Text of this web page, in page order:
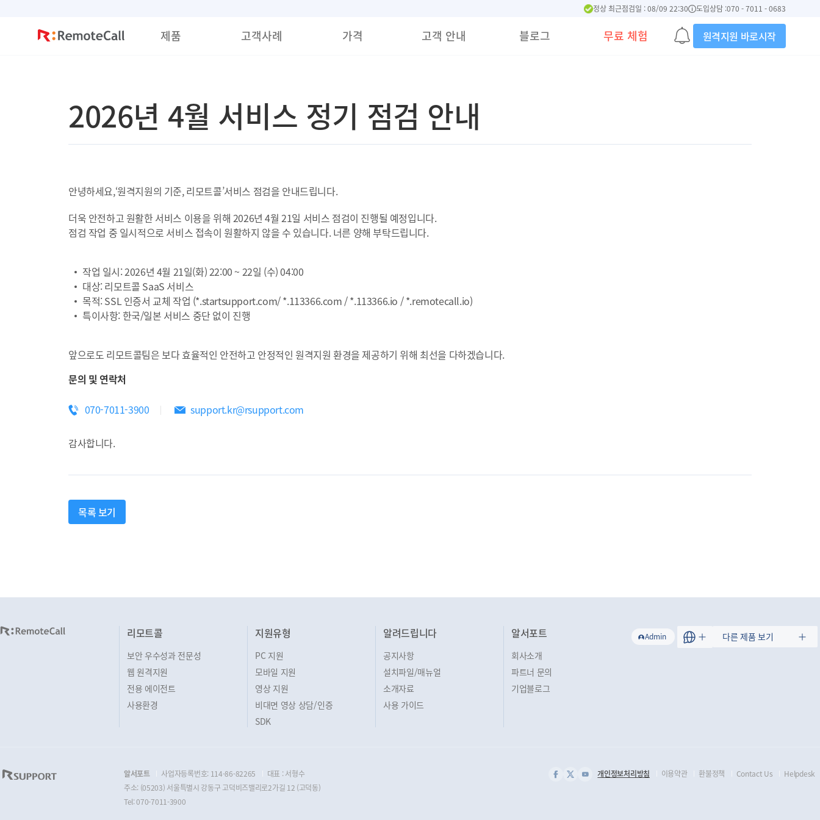
정상 최근점검일 : 08/09 22:30 도입상담 :070 - 7011 - 0683
제품 고객사례 가격 고객 안내 블로그 무료 체험 원격지원 바로시작
2026년 4월 서비스 정기 점검 안내
안녕하세요,‘원격지원의 기준, 리모트콜’서비스 점검을 안내드립니다.
더욱 안전하고 원활한 서비스 이용을 위해 2026년 4월 21일 서비스 점검이 진행될 예정입니다.
점검 작업 중 일시적으로 서비스 접속이 원활하지 않을 수 있습니다. 너른 양해 부탁드립니다.
작업 일시: 2026년 4월 21일(화) 22:00 ~ 22일 (수) 04:00
대상: 리모트콜 SaaS 서비스
목적: SSL 인증서 교체 작업 (*.startsupport.com/ *.113366.com / *.113366.io / *.remotecall.io)
특이사항: 한국/일본 서비스 중단 없이 진행
앞으로도 리모트콜팀은 보다 효율적인 안전하고 안정적인 원격지원 환경을 제공하기 위해 최선을 다하겠습니다.
문의 및 연락처
070-7011-3900 support.kr@rsupport.com
감사합니다.
목록 보기
리모트콜
보안 우수성과 전문성
웹 원격지원
전용 에이전트
사용환경
지원유형
PC 지원
모바일 지원
영상 지원
비대면 영상 상담/인증
SDK
알려드립니다
공지사항
설치파일/매뉴얼
소개자료
사용 가이드
알서포트
회사소개
파트너 문의
기업블로그
Admin 다른 제품 보기
알서포트 사업자등록번호: 114-86-82265
대표 : 서형수
주소: (05203) 서울특별시 강동구 고덕비즈밸리로2가길 12 (고덕동)
Tel: 070-7011-3900
개인정보처리방침 이용약관 환불정책 Contact Us Helpdesk